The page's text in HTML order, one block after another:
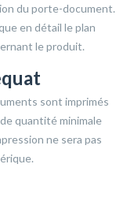
du porte-document.
en détail le plan
le produit.
sont imprimés
quantité minimale
ne sera pas